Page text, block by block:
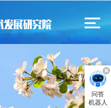
问答
机器人